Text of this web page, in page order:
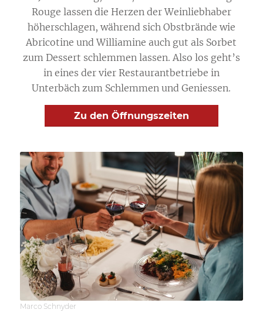
Rouge lassen die Herzen der Weinliebhaber
höherschlagen, während sich Obstbrände wie
Abricotine und Williamine auch gut als Sorbet
zum Dessert schlemmen lassen. Also los geht’s
in eines der vier Restaurantbetriebe in
Unterbäch zum Schlemmen und Geniessen.
Zu den Öffnungszeiten
Marco Schnyder